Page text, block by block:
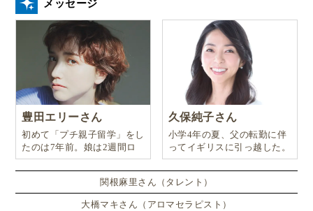
メッセージ
豊田エリーさん
初めて「プチ親子留学」をし
たのは7年前。娘は2週間ロ
ンドンのサマースクールに通
い、英語劇に挑戦したり、
久保純子さん
小学4年の夏、父の転勤に伴
ってイギリスに引っ越した。
関根麻里さん（タレント）
大橋マキさん（アロマセラピスト）